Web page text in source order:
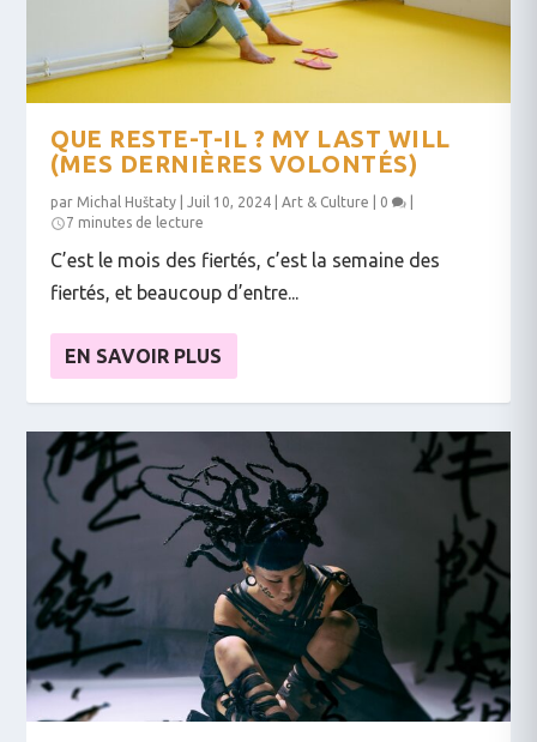
QUE RESTE-T-IL ? MY LAST WILL
(MES DERNIÈRES VOLONTÉS)
par Michal Huštaty |Juil 10, 2024 |Art & Culture 0
7 minutes de lecture
C’est le mois des fiertés, c’est la semaine des
fiertés, et beaucoup d’entre...
EN SAVOIR PLUS